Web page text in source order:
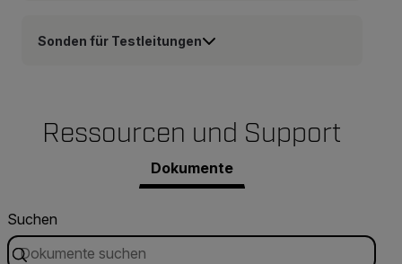
Sonden für Testleitungen
Ressourcen und Support
Dokumente
Suchen